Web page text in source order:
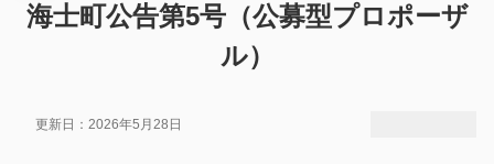
海士町公告第5号（公募型プロポーザ
ル）
更新日：2026年5月28日